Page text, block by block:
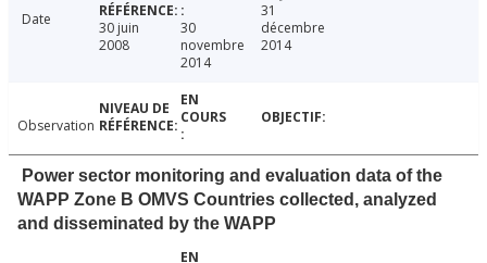
Date
30 juin
2008
30
novembre
2014
31
décembre
2014
Observation
Power sector monitoring and evaluation data of the
WAPP Zone B OMVS Countries collected, analyzed
and disseminated by the WAPP